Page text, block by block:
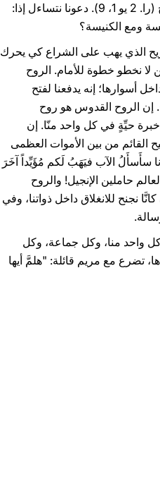
الكنسية – يقول لنا الرسول يوحنا في رسالته الثانية – ولا نبقى في داخلها فإننا غير متحدين بإله يسوع المسيح (را. 2 يو 1، 9). دعونا نتساءل إذا:
ومع الكنيسة؟
الذي يهب على الشراع كي يحرك
لا نخطو خطوة للأمام. الروح
أسوارها؛ إنه يدفعنا لفتح
إن الروح القدوس هو روح
حيِّةٍ في كل واحد منّا. إن
القائم من بين الأموات العظمى
سأَسأَلُ الآب فيَهَبُ لَكم مُؤَيِّداً آخَرَ
العالم حاملين الإنجيل! والروح
نجنح للانغلاق داخل ذواتنا، وفي
واحد منا، وكل جماعة، وكل
تضرع مع مريم قائلة: "هلمَّ أيها